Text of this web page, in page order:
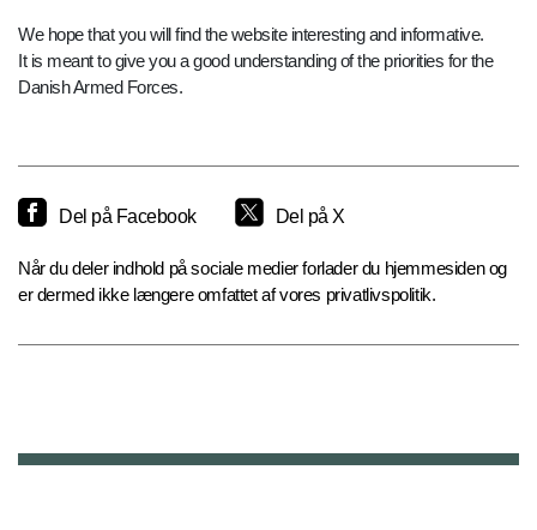
We hope that you will find the website interesting and informative.
It is meant to give you a good understanding of the priorities for the
Danish Armed Forces.
Del på Facebook Del på X
Når du deler indhold på sociale medier forlader du hjemmesiden og
er dermed ikke længere omfattet af vores privatlivspolitik.